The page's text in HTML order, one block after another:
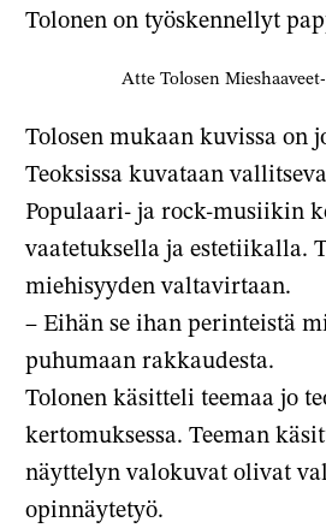
Tolonen on työskennellyt
Atte Tolosen
Tolosen mukaan kuvissa
Teoksissa kuvataan
Populaari- ja rock-musiikin
vaatetuksella ja estetiikalla.
miehisyyden valtavirtaan.
– Eihän se ihan perinteistä
puhumaan rakkaudesta.
Tolonen käsitteli teemaa jo
kertomuksessa. Teeman
näyttelyn valokuvat olivat
opinnäytetyö.